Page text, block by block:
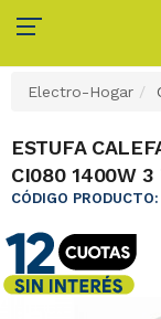
Electro-Hogar
ESTUFA
CI080 1400W 3
CÓDIGO